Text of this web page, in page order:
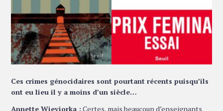
Ces crimes génocidaires sont pourtant récents puisqu’ils
ont eu lieu il y a moins d’un siècle…
Annette Wieviorka : Certes, mais beaucoup d’enseignants